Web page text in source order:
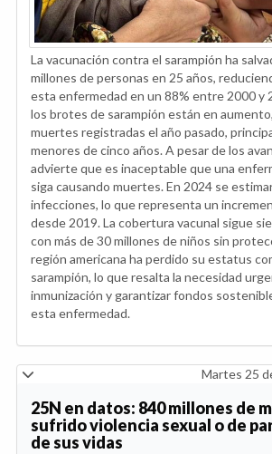
La vacunación contra el sarampión ha
millones de personas en 25 años,
esta enfermedad en un 88% entre 2000 y
los brotes de sarampión están en
muertes registradas el año pasado,
menores de cinco años. A pesar de los
advierte que es inaceptable que una
siga causando muertes. En 2024 se
infecciones, lo que representa un
desde 2019. La cobertura vacunal sigue
con más de 30 millones de niños sin
región americana ha perdido su estatus
sarampión, lo que resalta la necesidad
inmunización y garantizar fondos
esta enfermedad.
Martes 25
25N en datos: 840 millones de
sufrido violencia sexual o de
de sus vidas